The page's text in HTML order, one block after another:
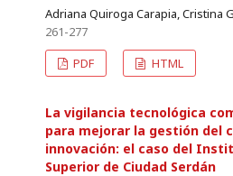
Adriana Quiroga Carapia, Cristina
261-277
PDF
HTML
La vigilancia tecnológica
para mejorar la gestión del
innovación: el caso del
Superior de Ciudad Serdán